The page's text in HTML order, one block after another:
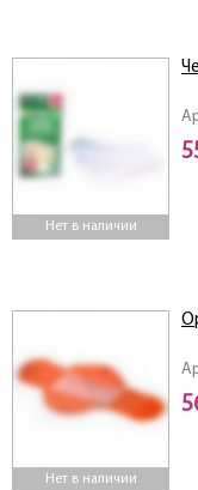
Нет в наличии
Нет в наличии